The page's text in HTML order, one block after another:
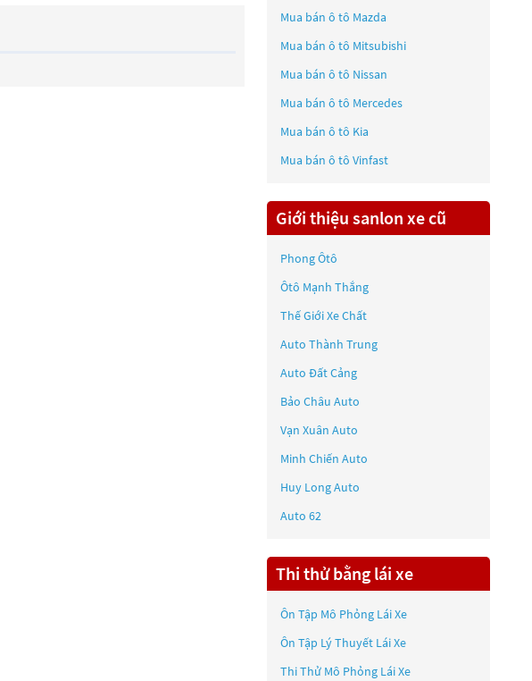
Mua bán ô tô Mazda
Mua bán ô tô Mitsubishi
Mua bán ô tô Nissan
Mua bán ô tô Mercedes
Mua bán ô tô Kia
Mua bán ô tô Vinfast
Giới thiệu sanlon xe cũ
Phong Ôtô
Ôtô Mạnh Thắng
Thế Giới Xe Chất
Auto Thành Trung
Auto Đất Cảng
Bảo Châu Auto
Vạn Xuân Auto
Minh Chiến Auto
Huy Long Auto
Auto 62
Thi thử bằng lái xe
Ôn Tập Mô Phỏng Lái Xe
Ôn Tập Lý Thuyết Lái Xe
Thi Thử Mô Phỏng Lái Xe